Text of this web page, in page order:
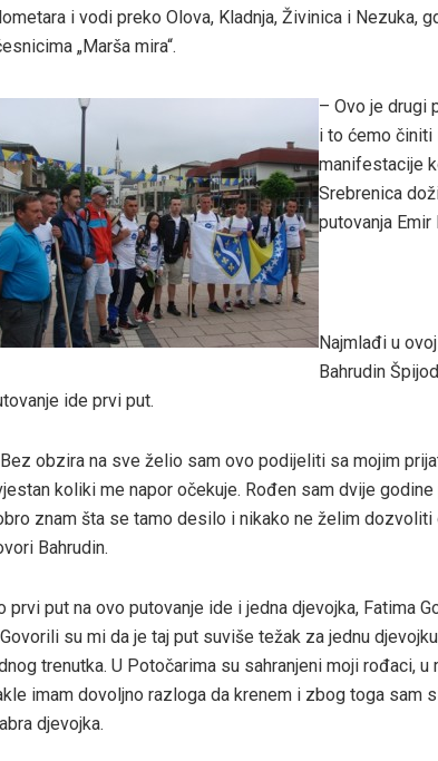
i vodi preko Olova, Kladnja, Živinica i Nezuka,
„Marša mira“.
– Ovo je drugi
i to ćemo
manifestacije
Srebrenica
putovanja Emir
Najmlađi u
Bahrudin
ide prvi put.
obzira na sve želio sam ovo podijeliti sa mojim
koliki me napor očekuje. Rođen sam dvije
znam šta se tamo desilo i nikako ne želim
Bahrudin.
prvi put na ovo putovanje ide i jedna djevojka, Fatima
su mi da je taj put suviše težak za jednu
trenutka. U Potočarima su sahranjeni moji rođaci,
imam dovoljno razloga da krenem i zbog toga sam
djevojka.